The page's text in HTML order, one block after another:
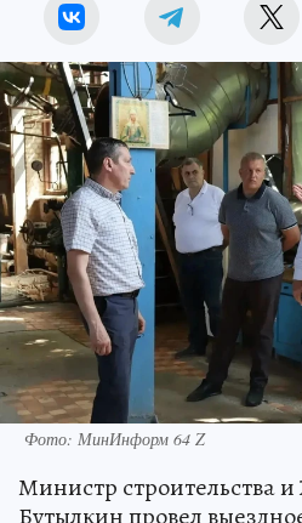
Фото: МинИнформ 64 Z
Министр строительства